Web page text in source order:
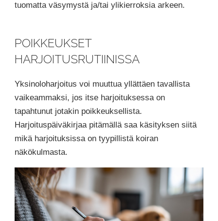
tuomatta väsymystä ja/tai ylikierroksia arkeen.
POIKKEUKSET
HARJOITUSRUTIINISSA
Yksinoloharjoitus voi muuttua yllättäen tavallista
vaikeammaksi, jos itse harjoituksessa on
tapahtunut jotakin poikkeuksellista.
Harjoituspäiväkirjaa pitämällä saa käsityksen siitä
mikä harjoituksissa on tyypillistä koiran
näkökulmasta.